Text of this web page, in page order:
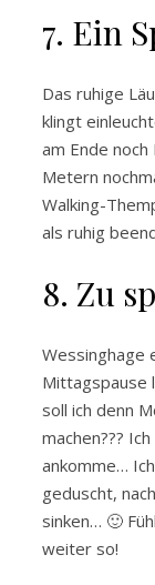
7. Ein
Das ruhige
klingt
am Ende
Metern
Walking-
als ruhig
8. Zu
Wessinghage
Mittagspause
soll ich denn
machen???
ankomme…
geduscht,
sinken… 🙂
weiter so!